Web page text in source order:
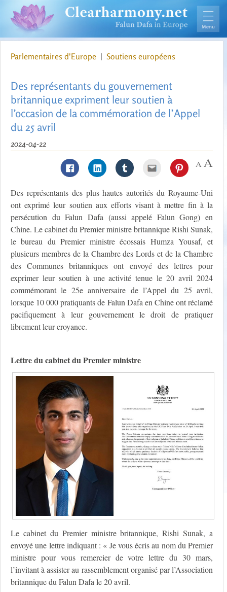
Parlementaires d'Europe | Soutiens européens
Des représentants du gouvernement
britannique expriment leur soutien à
l’occasion de la commémoration de l’Appel
du 25 avril
2024-04-22
Des représentants des plus hautes autorités du Royaume-Uni
ont exprimé leur soutien aux efforts visant à mettre fin à la
persécution du Falun Dafa (aussi appelé Falun Gong) en
Chine. Le cabinet du Premier ministre britannique Rishi Sunak,
le bureau du Premier ministre écossais Humza Yousaf, et
plusieurs membres de la Chambre des Lords et de la Chambre
des Communes britanniques ont envoyé des lettres pour
exprimer leur soutien à une activité tenue le 20 avril 2024
commémorant le 25e anniversaire de l’Appel du 25 avril,
lorsque 10 000 pratiquants de Falun Dafa en Chine ont réclamé
pacifiquement à leur gouvernement le droit de pratiquer
librement leur croyance.
Lettre du cabinet du Premier ministre
Le cabinet du Premier ministre britannique, Rishi Sunak, a
envoyé une lettre indiquant : « Je vous écris au nom du Premier
ministre pour vous remercier de votre lettre du 30 mars,
l’invitant à assister au rassemblement organisé par l’Association
britannique du Falun Dafa le 20 avril.